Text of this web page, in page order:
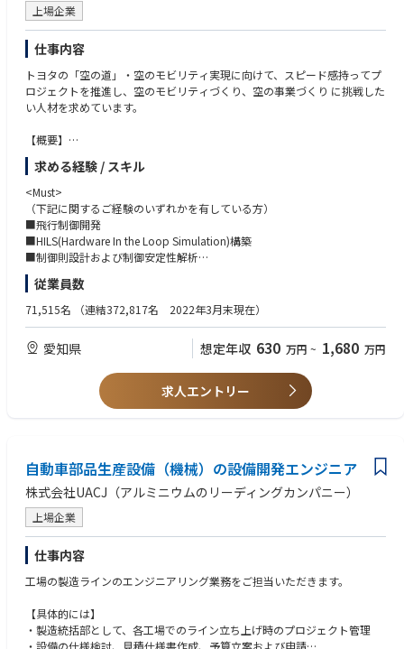
上場企業
仕事内容
トヨタの「空の道」・空のモビリティ実現に向けて、スピード感持ってプ
ロジェクトを推進し、空のモビリティづくり、空の事業づくり に挑戦した
い人材を求めています。
【概要】
Joby社が開発するeVTOLの実用化に向けた協業を推進しています。航空
機開発・品質のつくり込みを学びながらトヨタの空モビリティを実現する
ことで、移動の距離と時間の感覚が変わるモビリティを提供していきま
す。
新たに空のモビリティとしてeVTOLという新しい選択肢が加わる未来
は、多くの人たちの生活をさらに豊かにしていくと期待されています。こ
のeVTOL開発には多くの企業が参画していることから、機体開発に加え、
に本腰を入れています。
今後社会的ニーズが高まる空のモビリティを世界に先駆けて実現するため
に、Joby社との開発・生産協業を推進することができる仕事です。
【詳細】
・Joby社が開発するeVTOLの型式認証取得、量産化に向けた協業
・構造や構成、挙動を模擬した基礎・信頼性評価
・航空機開発や整備など、空の経験のあるキャリアメンバーと、豊富な自
動車開発経験を持つメンバーのハイブリッド組織。
・当プロジェクト室以外にも社内の多くの関連部署や米国プロジェクトチ
ームと連携しながら、Joby社とのeVTOL開発を推進。
・航空事業者など社内外の多くのパートナーとも連携。
＜ミッション＞
モビリティ実現を目指すプロジェクト。
・更なる快適な移動と新たな社会を多くの人々へお届けするために、開
発、生産面から空のモビリティプロジェクトを推進。
求める経験 / スキル
<Must>
（下記に関するご経験のいずれかを有している方）
■飛行制御開発
■HILS(Hardware In the Loop Simulation)構築
■制御則設計および制御安定性解析
■航空システムインテグレーション
■各種システム制御開発
■Tools (Matlab/Simulink, Python, GitHub)
<Want>
■飛行制御則・航空宇宙工学
■車両、航空機の自動運転開発経験、試験自働化
■ソフトウェア開発/DO-178
【必須要件】
■英語コミュニケーション能力、技術文書の理解、ドキュメント作成
＜求める人物像＞
■空のモビリティ好き
■空のモビリティの安心・安全に向き合う覚悟とそれを実現する拘り
意思、常に課題創造型の思考/異業種から謙虚に学び、常に成長しようと
する姿勢、「変えること」や「変わること」を楽しめる方
従業員数
71,515名 （連結372,817名 2022年3月末現在）
愛知県 想定年収 630 万円 ~ 1,680 万円
求人エントリー
自動車部品生産設備（機械）の設備開発エンジニア
株式会社UACJ（アルミニウムのリーディングカンパニー）
上場企業
仕事内容
工場の製造ラインのエンジニアリング業務をご担当いただきます。
【具体的には】
・製造統括部として、各工場でのライン立ち上げ時のプロジェクト管理